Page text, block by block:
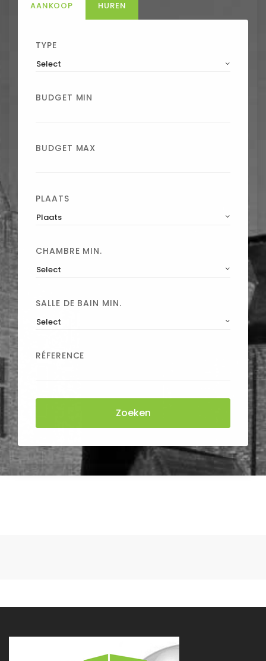
AANKOOP HUREN
TYPE
Select
BUDGET MIN
BUDGET MAX
PLAATS
Plaats
CHAMBRE MIN.
Select
SALLE DE BAIN MIN.
Select
RÉFERENCE
Zoeken